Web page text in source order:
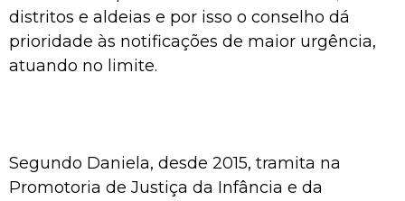
distritos e aldeias e por isso o conselho dá
prioridade às notificações de maior urgência,
atuando no limite.
Segundo Daniela, desde 2015, tramita na
Promotoria de Justiça da Infância e da